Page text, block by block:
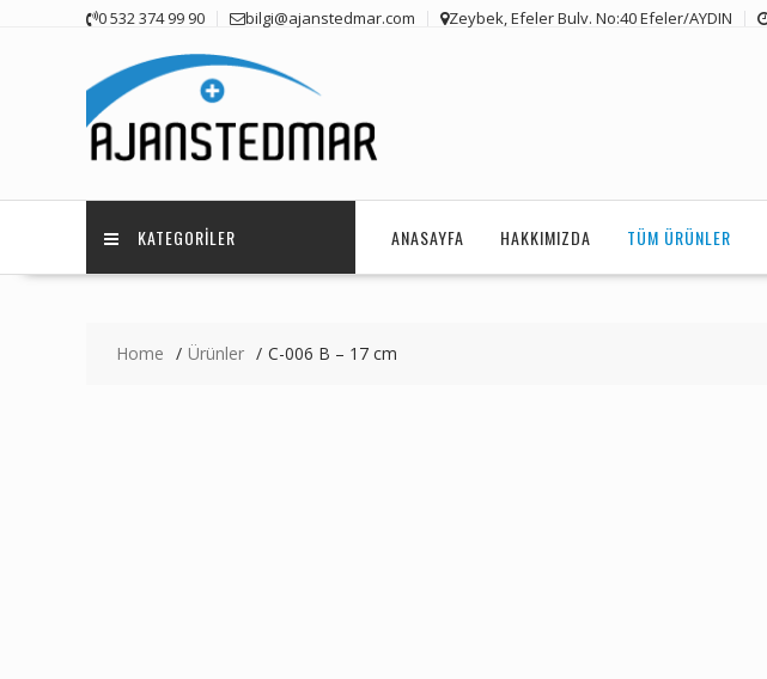
0 532 374 99 90 bilgi@ajanstedmar.com Zeybek, Efeler Bulv. No:40 Efeler/AYDIN
KATEGORILER ANASAYFA HAKKIMIZDA TÜM ÜRÜNLER
Home Ürünler C-006 B – 17 cm